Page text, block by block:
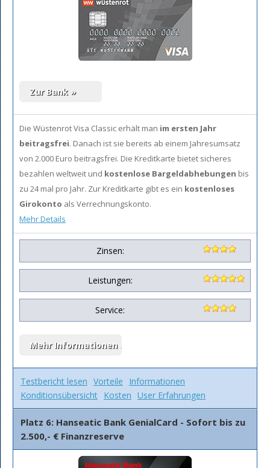
Die Wüstenrot Visa Classic erhält man im ersten Jahr
beitragsfrei. Danach ist sie bereits ab einem Jahresumsatz
von 2.000 Euro beitragsfrei. Die Kreditkarte bietet sicheres
bezahlen weltweit und kostenlose Bargeldabhebungen bis
zu 24 mal pro Jahr. Zur Kreditkarte gibt es ein kostenloses
Girokonto als Verrechnungskonto.
Mehr Details
Zinsen:
Leistungen:
Service:
Testbericht lesen Vorteile
Informationen
Konditionsübersicht Kosten User Erfahrungen
Platz 6: Hanseatic Bank GenialCard - Sofort bis zu
2.500,- € Finanzreserve